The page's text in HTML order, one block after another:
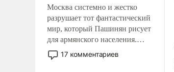
Москва системно и жестко
разрушает тот фантастический
мир, который Пашинян рисует
для армянского населения.
Мир, где политические
прожекты будут безусловно
17 комментариев